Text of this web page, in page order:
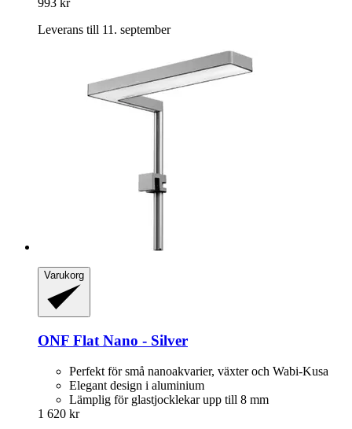
993 kr
Leverans till 11. september
Varukorg
ONF Flat Nano -​ Silver
Perfekt för små nanoakvarier, växter och Wabi-Kusa
Elegant design i aluminium
Lämplig för glastjocklekar upp till 8 mm
1 620 kr